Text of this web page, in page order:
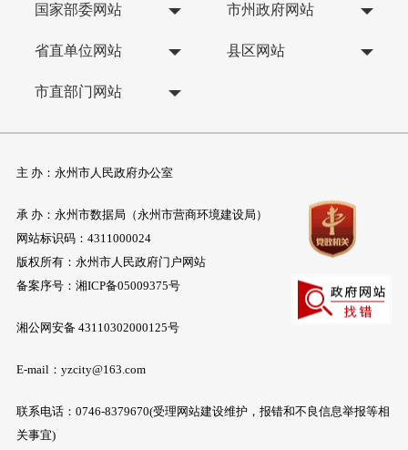
国家部委网站 市州政府网站
省直单位网站 县区网站
市直部门网站
主 办：永州市人民政府办公室
承 办：永州市数据局（永州市营商环境建设局）
网站标识码：4311000024
版权所有：永州市人民政府门户网站
备案序号： 湘ICP备05009375号
湘公网安备 43110302000125号
E-mail：yzcity@163.com
联系电话：0746-8379670(受理网站建设维护，报错和不良信息举报等相
关事宜)